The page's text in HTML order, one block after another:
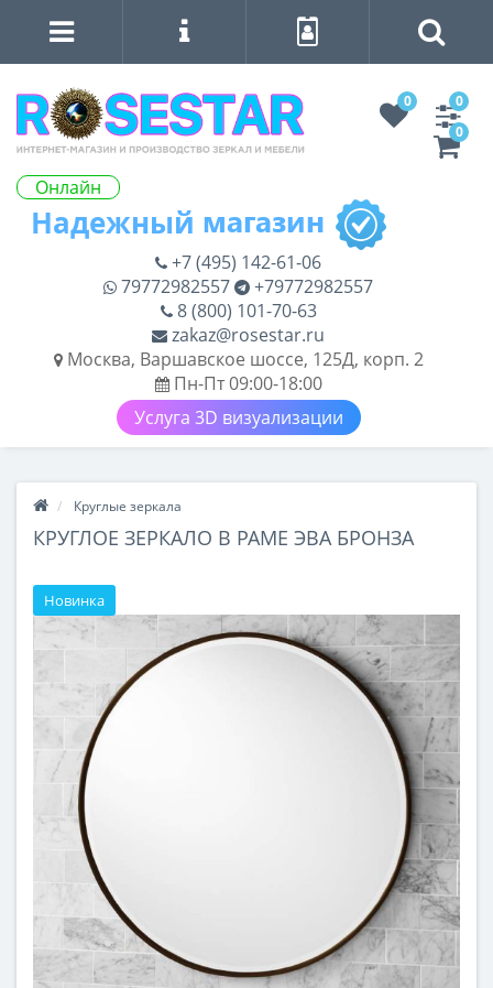
Онлайн
0
0
0
+7 (495) 142-61-06
79772982557
+79772982557
8 (800) 101-70-63
zakaz@rosestar.ru
Москва, Варшавское шоссе, 125Д, корп. 2
Пн-Пт 09:00-18:00
Услуга 3D визуализации
Круглые зеркала
КРУГЛОЕ ЗЕРКАЛО В РАМЕ ЭВА БРОНЗА
Новинка